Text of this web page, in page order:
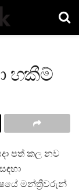
හකීම්
පත් කල නව
මන්ත්‍රීවරුන්